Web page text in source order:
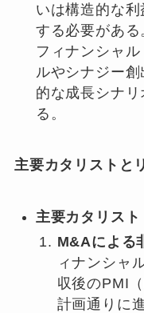
いは構造的な
する必要があ
フィナンシャ
ルやシナジー
的な成長シナ
る。
主要カタリストと
主要カタリスト
M&Aによる
ィナンシャ
収後のPMI
計画通りに